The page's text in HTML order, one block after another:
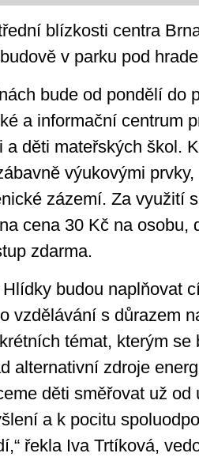
blízkosti centra
v parku pod
bude od pondělí do
a informační centrum
a děti mateřských škol.
výukovými
zázemí. Za využití
cena 30 Kč na osobu,
zdarma.
budou naplňovat
vzdělávání s důrazem
témat, kterým se
alternativní zdroje
děti směřovat už od
a k pocitu
řekla Iva Trtíková,